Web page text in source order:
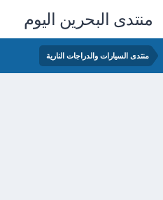
منتدى البحرين اليوم
منتدى السيارات والدراجات النارية